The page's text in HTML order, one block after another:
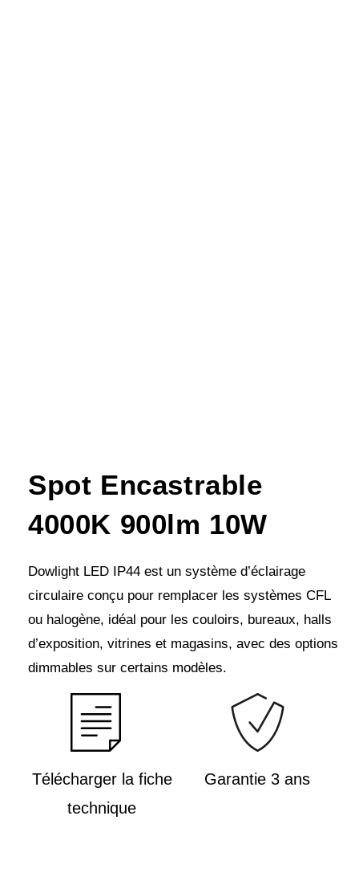
Spot Encastrable
4000K 900lm 10W
Dowlight LED IP44 est un système d’éclairage
circulaire conçu pour remplacer les systèmes CFL
ou halogène, idéal pour les couloirs, bureaux, halls
d’exposition, vitrines et magasins, avec des options
dimmables sur certains modèles.
Télécharger la fiche
technique
Garantie 3 ans